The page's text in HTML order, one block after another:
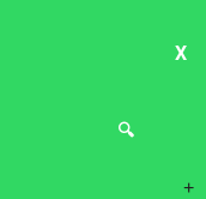
X
+